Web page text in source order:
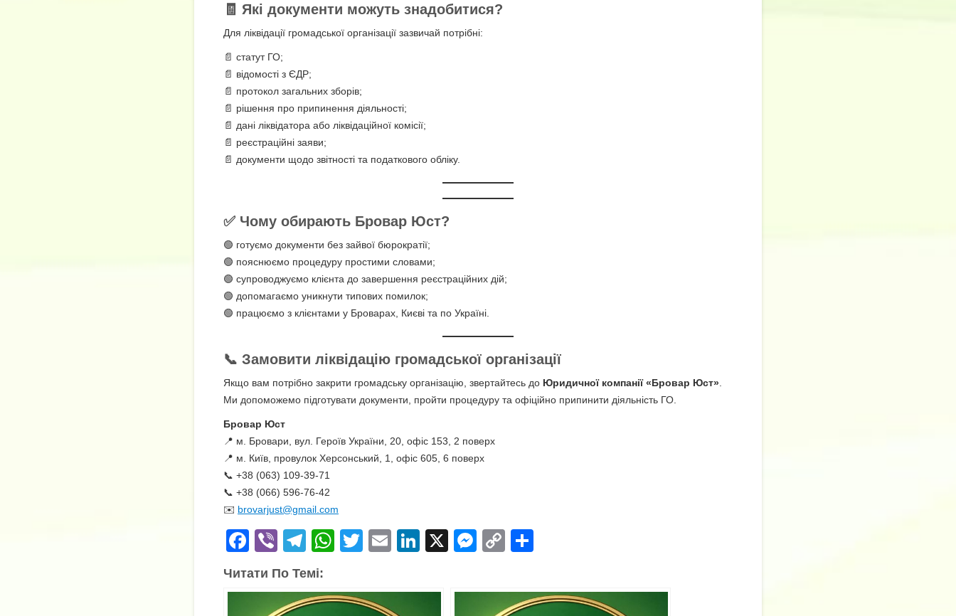
🧾 Які документи можуть знадобитися?
Для ліквідації громадської організації зазвичай потрібні:
📄 статут ГО;
📄 відомості з ЄДР;
📄 протокол загальних зборів;
📄 рішення про припинення діяльності;
📄 дані ліквідатора або ліквідаційної комісії;
📄 реєстраційні заяви;
📄 документи щодо звітності та податкового обліку.
✅ Чому обирають Бровар Юст?
🟢 готуємо документи без зайвої бюрократії;
🟢 пояснюємо процедуру простими словами;
🟢 супроводжуємо клієнта до завершення реєстраційних дій;
🟢 допомагаємо уникнути типових помилок;
🟢 працюємо з клієнтами у Броварах, Києві та по Україні.
📞 Замовити ліквідацію громадської організації
Якщо вам потрібно закрити громадську організацію, звертайтесь до Юридичної компанії «Бровар Юст»
Ми допоможемо підготувати документи, пройти процедуру та офіційно припинити діяльність ГО.
Бровар Юст
📍 м. Бровари, вул. Героїв України, 20, офіс 153, 2 поверх
📍 м. Київ, провулок Херсонський, 1, офіс 605, 6 поверх
📞 +38 (063) 109-39-71
📞 +38 (066) 596-76-42
✉️ brovarjust@gmail.com
F
c
e
Vi
b
er
T
el
e
gr
W
at
s
T
tt
er
E
ail
Li
k
X
M
ss
e
C
p
y
ді
л
Читати По Темі: